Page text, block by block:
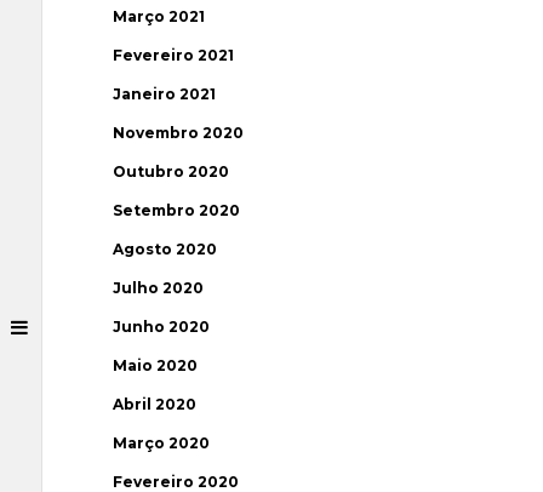
Março 2021
Fevereiro 2021
Janeiro 2021
Novembro 2020
Outubro 2020
Setembro 2020
Agosto 2020
Julho 2020
Junho 2020
Maio 2020
Abril 2020
Março 2020
Fevereiro 2020